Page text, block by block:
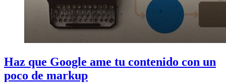
Haz que Google ame tu contenido con un
poco de markup